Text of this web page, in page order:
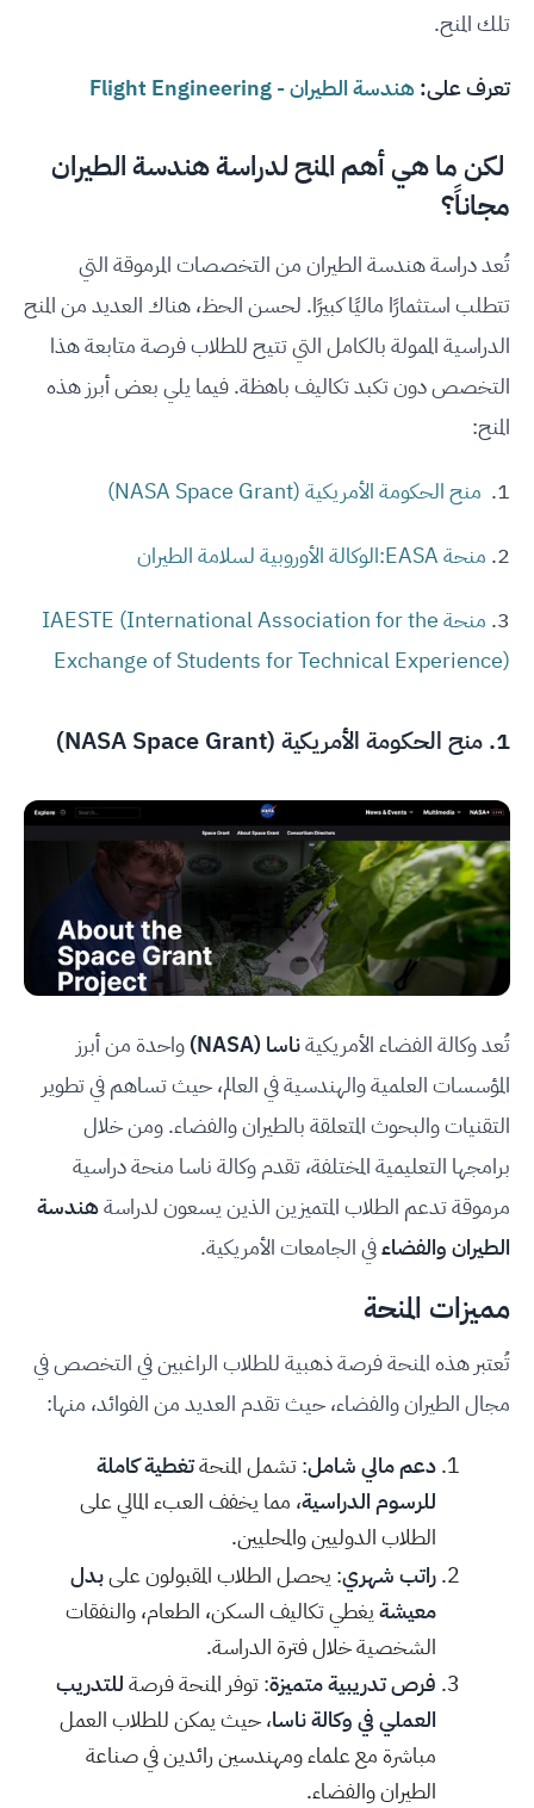
تلك المنح.
تعرف على:هندسة الطيران - Flight Engineering
لكن ما هي أهم المنح لدراسة هندسة الطيران
مجاناً؟
تُعد دراسة هندسة الطيران من التخصصات المرموقة التي
تتطلب استثمارًا ماليًا كبيرًا. لحسن الحظ، هناك العديد من المنح
الدراسية الممولة بالكامل التي تتيح للطلاب فرصة متابعة هذا
التخصص دون تكبد تكاليف باهظة. فيما يلي بعض أبرز هذه
المنح:
1. منح الحكومة الأمريكية (NASA Space Grant)
2. منحة EASA:الوكالة الأوروبية لسلامة الطيران
3.
منحة IAESTE (International Association for the
Exchange of Students for Technical Experience)
1. منح الحكومة الأمريكية (NASA Space Grant)
تُعد وكالة الفضاء الأمريكيةناسا (NASA)
واحدة من أبرز
المؤسسات العلمية والهندسية في العالم، حيث تساهم في تطوير
التقنيات والبحوث المتعلقة بالطيران والفضاء. ومن خلال
برامجها التعليمية المختلفة، تقدم وكالة ناسا منحة دراسية
مرموقة تدعم الطلاب المتميزين الذين يسعون لدراسةهندسة
الطيران والفضاءفي الجامعات الأمريكية.
مميزات المنحة
تُعتبر هذه المنحة فرصة ذهبية للطلاب الراغبين في التخصص في
مجال الطيران والفضاء، حيث تقدم العديد من الفوائد، منها:
دعم مالي شامل: تشمل المنحةتغطية كاملة
للرسوم الدراسية، مما يخفف العبء المالي على
الطلاب الدوليين والمحليين.
راتب شهري: يحصل الطلاب المقبولون علىبدل
معيشةيغطي تكاليف السكن، الطعام، والنفقات
الشخصية خلال فترة الدراسة.
فرص تدريبية متميزة: توفر المنحة فرصةللتدريب
العملي في وكالة ناسا، حيث يمكن للطلاب العمل
مباشرة مع علماء ومهندسين رائدين في صناعة
الطيران والفضاء.